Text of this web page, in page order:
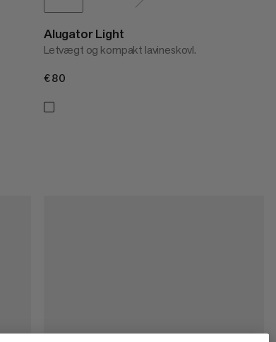
Alugator Light
Letvægt og kompakt lavineskovl.
€80